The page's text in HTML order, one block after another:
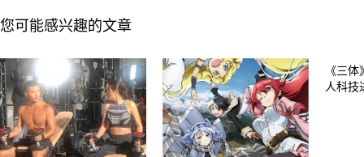
您可能感兴趣的文章
《三
人科技